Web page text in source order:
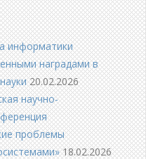
информатики
наградами в
20.02.2026
научно-
проблемы
18.02.2026